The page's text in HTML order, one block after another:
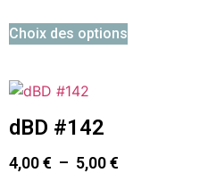
Choix des options
dBD #142
4,00€ – 5,00€